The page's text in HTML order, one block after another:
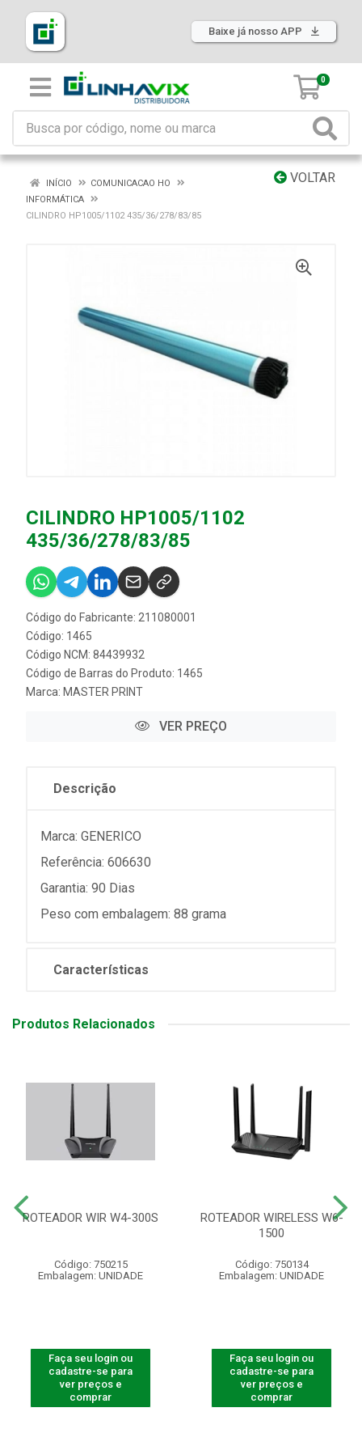
Baixe já nosso APP
0
VOLTAR
INÍCIO
COMUNICACAO HO
INFORMÁTICA
CILINDRO HP1005/1102 435/36/278/83/85
CILINDRO HP1005/1102
435/36/278/83/85
Código do Fabricante: 211080001
Código: 1465
Código NCM: 84439932
Código de Barras do Produto: 1465
Marca: MASTER PRINT
VER PREÇO
Descrição
Marca: GENERICO
Referência: 606630
Garantia: 90 Dias
Peso com embalagem: 88 grama
Características
Produtos Relacionados
ROTEADOR WIR W4-300S
Código: 750215
Embalagem: UNIDADE
Faça seu login ou
cadastre-se para
ver preços e
comprar
ROTEADOR WIRELESS W6-
1500
Código: 750134
Embalagem: UNIDADE
Faça seu login ou
cadastre-se para
ver preços e
comprar